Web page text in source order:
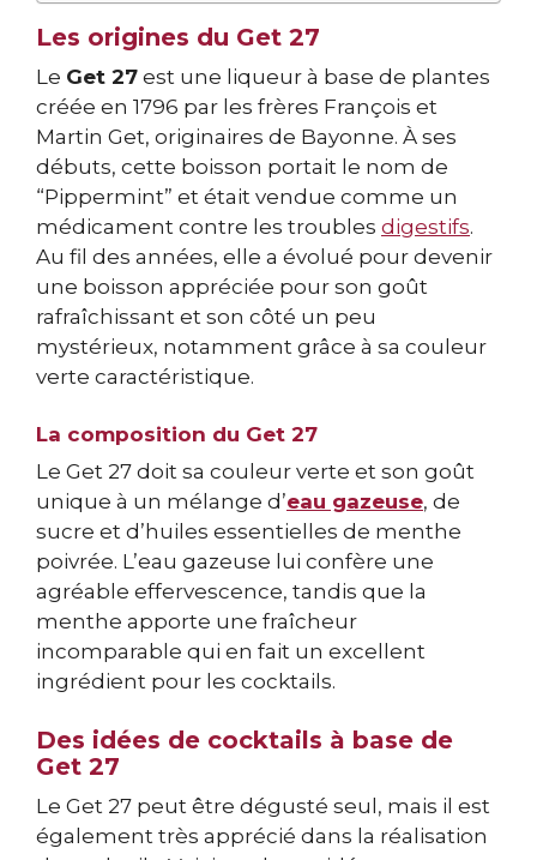
Les origines du Get 27
Le Get 27 est une liqueur à base de plantes
créée en 1796 par les frères François et
Martin Get, originaires de Bayonne. À ses
débuts, cette boisson portait le nom de
“Pippermint” et était vendue comme un
médicament contre les troubles digestifs.
Au fil des années, elle a évolué pour devenir
une boisson appréciée pour son goût
rafraîchissant et son côté un peu
mystérieux, notamment grâce à sa couleur
verte caractéristique.
La composition du Get 27
Le Get 27 doit sa couleur verte et son goût
unique à un mélange d’eau gazeuse, de
sucre et d’huiles essentielles de menthe
poivrée. L’eau gazeuse lui confère une
agréable effervescence, tandis que la
menthe apporte une fraîcheur
incomparable qui en fait un excellent
ingrédient pour les cocktails.
Des idées de cocktails à base de
Get 27
Le Get 27 peut être dégusté seul, mais il est
également très apprécié dans la réalisation